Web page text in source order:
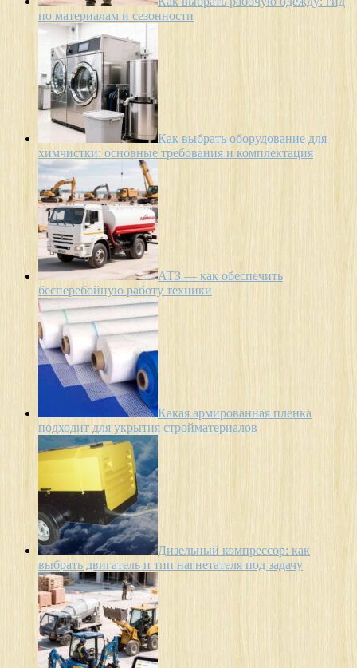
по материалам и сезонности
Как выбрать оборудование для
химчистки: основные требования и комплектация
АТЗ — как обеспечить
бесперебойную работу техники
Какая армированная пленка
подходит для укрытия стройматериалов
Дизельный компрессор: как
выбрать двигатель и тип нагнетателя под задачу